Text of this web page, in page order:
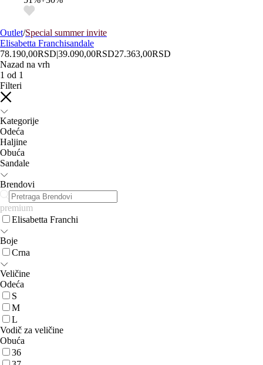
Outlet/Special summer invite
Elisabetta Franchisandale
78.190,00RSD|39.090,00RSD27.363,00RSD
Nazad na vrh
1 od 1
Filteri
Kategorije
Odeća
Haljine
Obuća
Sandale
Brendovi
premium
Elisabetta Franchi
Boje
Crna
Veličine
Odeća
S
M
L
Vodič za veličine
Obuća
36